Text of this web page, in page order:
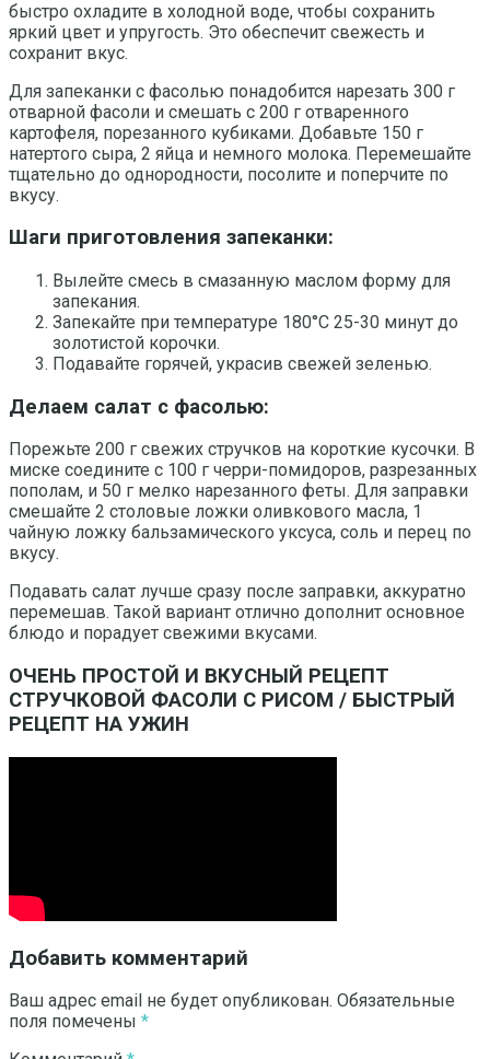
быстро охладите в холодной воде, чтобы сохранить
яркий цвет и упругость. Это обеспечит свежесть и
сохранит вкус.
Для запеканки с фасолью понадобится нарезать 300 г
отварной фасоли и смешать с 200 г отваренного
картофеля, порезанного кубиками. Добавьте 150 г
натертого сыра, 2 яйца и немного молока. Перемешайте
тщательно до однородности, посолите и поперчите по
вкусу.
Шаги приготовления запеканки:
Вылейте смесь в смазанную маслом форму для
запекания.
Запекайте при температуре 180°C 25-30 минут до
золотистой корочки.
Подавайте горячей, украсив свежей зеленью.
Делаем салат с фасолью:
Порежьте 200 г свежих стручков на короткие кусочки. В
миске соедините с 100 г черри-помидоров, разрезанных
пополам, и 50 г мелко нарезанного феты. Для заправки
смешайте 2 столовые ложки оливкового масла, 1
чайную ложку бальзамического уксуса, соль и перец по
вкусу.
Подавать салат лучше сразу после заправки, аккуратно
перемешав. Такой вариант отлично дополнит основное
блюдо и порадует свежими вкусами.
ОЧЕНЬ ПРОСТОЙ И ВКУСНЫЙ РЕЦЕПТ
СТРУЧКОВОЙ ФАСОЛИ С РИСОМ / БЫСТРЫЙ
РЕЦЕПТ НА УЖИН
Добавить комментарий
Ваш адрес email не будет опубликован. Обязательные
поля помечены *